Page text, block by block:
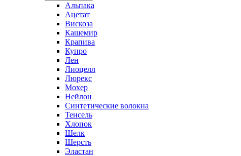
Альпака
Ацетат
Вискоза
Кашемир
Крапива
Купро
Лен
Лиоцелл
Люрекс
Мохер
Нейлон
Синтетические волокна
Тенсель
Хлопок
Шелк
Шерсть
Эластан